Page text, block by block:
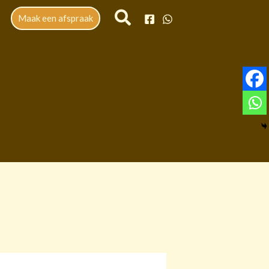
Maak een afspraak